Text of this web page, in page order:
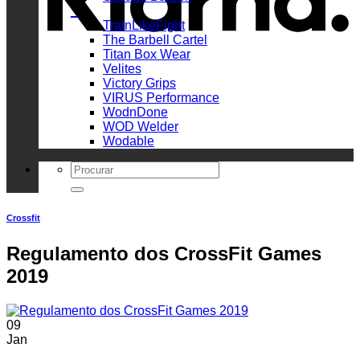
_
TrainLikeFight
The Barbell Cartel
Titan Box Wear
Velites
Victory Grips
VIRUS Performance
WodnDone
WOD Welder
Wodable
Search
for:
Crossfit
Regulamento dos CrossFit Games
2019
09
Jan